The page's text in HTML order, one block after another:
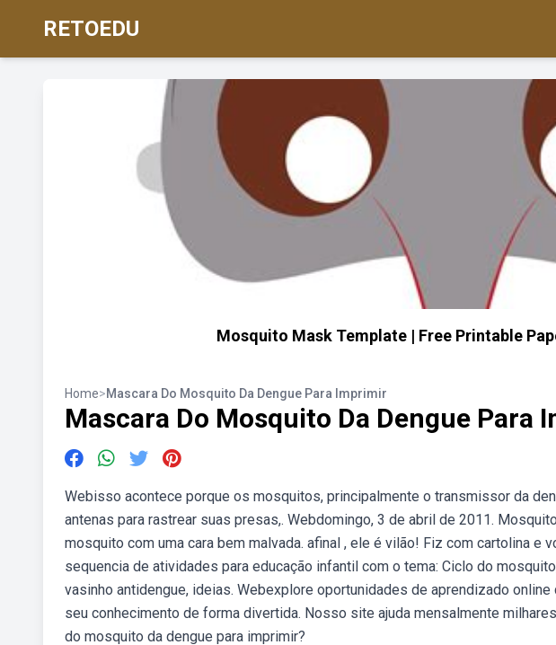
RETOEDU
Mosquito Mask Template | Free Printable
Home>Mascara Do Mosquito Da Dengue Para Imprimir
Mascara Do Mosquito Da Dengue Para
Webisso acontece porque os mosquitos, principalmente o transmissor da
antenas para rastrear suas presas,. Webdomingo, 3 de abril de 2011.
mosquito com uma cara bem malvada. afinal , ele é vilão! Fiz com cartolina e
sequencia de atividades para educação infantil com o tema: Ciclo do
vasinho antidengue, ideias. Webexplore oportunidades de aprendizado
seu conhecimento de forma divertida. Nosso site ajuda mensalmente
do mosquito da dengue para imprimir?